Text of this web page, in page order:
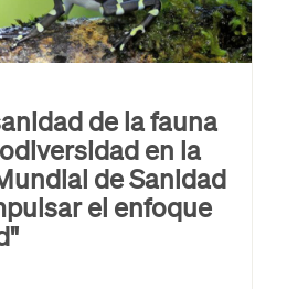
de la fauna
en la
de Sanidad
el enfoque